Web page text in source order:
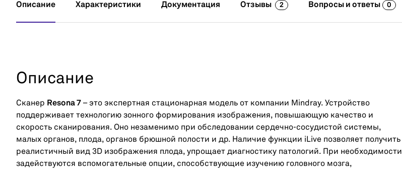
Описание Характеристики Документация Отзывы 2 Вопросы и ответы 0
Описание
Сканер Resona 7 – это экспертная стационарная модель от компании Mindray. Устройство
поддерживает технологию зонного формирования изображения, повышающую качество и
скорость сканирования. Оно незаменимо при обследовании сердечно-сосудистой системы,
малых органов, плода, органов брюшной полости и др. Наличие функции iLive позволяет получить
реалистичный вид 3D изображения плода, упрощает диагностику патологий. При необходимости
задействуются вспомогательные опции, способствующие изучению головного мозга,